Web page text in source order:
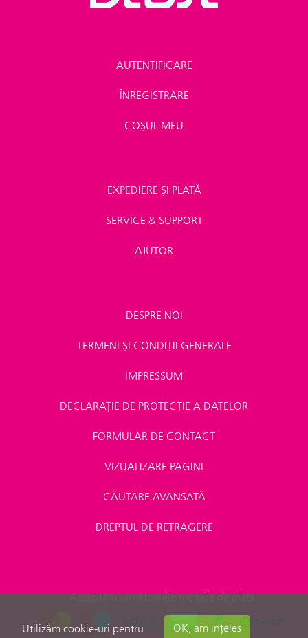
AUTENTIFICARE
ÎNREGISTRARE
COȘUL MEU
EXPEDIERE ȘI PLATĂ
SERVICE & SUPPORT
AJUTOR
DESPRE NOI
TERMENI ȘI CONDIȚII GENERALE
IMPRESSUM
DECLARAȚIE DE PROTECȚIE A DATELOR
FORMULAR DE CONTACT
VIZUALIZARE PAGINI
CĂUTARE AVANSATĂ
DREPTUL DE RETRAGERE
Acceptăm următoarele metode de plată
Utilizăm cookie-uri pentru OK, am ințeles